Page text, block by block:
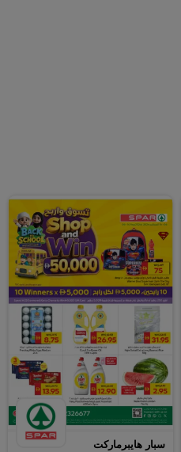
سبار هايبرماركت